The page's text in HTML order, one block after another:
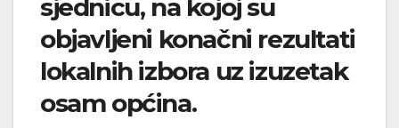
sjednicu, na kojoj su
objavljeni konačni rezultati
lokalnih izbora uz izuzetak
osam općina.